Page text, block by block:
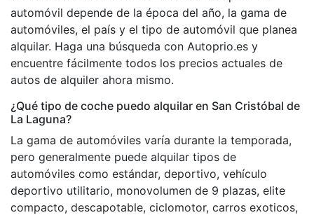
automóvil depende de la época del año, la gama de
automóviles, el país y el tipo de automóvil que planea
alquilar. Haga una búsqueda con Autoprio.es y
encuentre fácilmente todos los precios actuales de
autos de alquiler ahora mismo.
¿Qué tipo de coche puedo alquilar en San Cristóbal de
La Laguna?
La gama de automóviles varía durante la temporada,
pero generalmente puede alquilar tipos de
automóviles como estándar, deportivo, vehículo
deportivo utilitario, monovolumen de 9 plazas, elite
compacto, descapotable, ciclomotor, carros exoticos,